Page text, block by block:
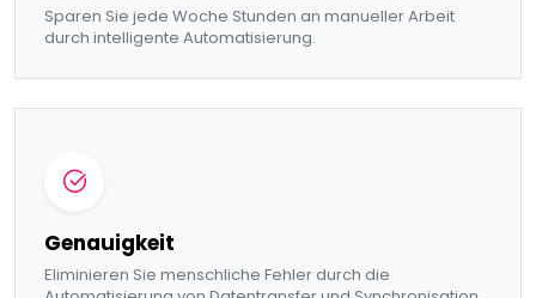
Sparen Sie jede Woche Stunden an manueller Arbeit
durch intelligente Automatisierung.
Genauigkeit
Eliminieren Sie menschliche Fehler durch die